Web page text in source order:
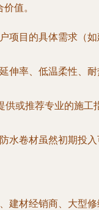
值。
项目的具体需求（
伸率、低温柔性、
供或推荐专业的施
水卷材虽然初期投
建材经销商、大型